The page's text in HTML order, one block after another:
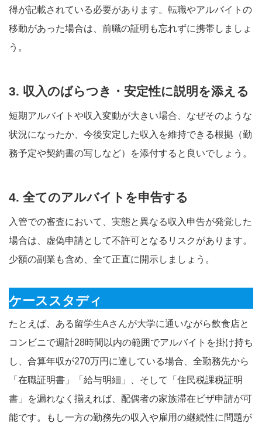
得が記載されている必要があります。転職やアルバイトの
移動があった場合は、前職の証明も忘れずに携帯しましょ
う 。
3. 収入のばらつき・安定性に説明を添える
短期アルバイトや収入変動が大きい場合、なぜそのような
状況になったか、今後安定した収入を維持できる根拠（勤
務予定や契約書の写しなど）を添付すると良いでしょう 。
4. 全てのアルバイトを申告する
入管での審査において、実態と異なる収入申告が発覚した
場合は、虚偽申請として不許可となるリスクがあります。
少額の副業も含め、全て正直に開示しましょう 。
ケーススタディ
たとえば、ある留学生Aさんが大学に通いながら飲食店と
コンビニで週計28時間以内の範囲でアルバイトを掛け持ち
し、合算年収が270万円に達している場合、全勤務先から
「在職証明書」「給与明細」、そして「住民税課税証明
書」を漏れなく揃えれば、配偶者の家族滞在ビザ申請が可
能です。もし一方の勤務先の収入や雇用の継続性に問題が